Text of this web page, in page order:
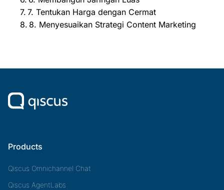
7. Tentukan Harga dengan Cermat
8. Menyesuaikan Strategi Content Marketing
Products
Qiscus Omnichannel Chat
Qiscus AgentLabs